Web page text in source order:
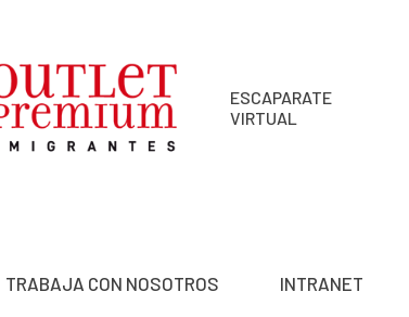
ESCAPARATE
VIRTUAL
TRABAJA CON NOSOTROS INTRANET